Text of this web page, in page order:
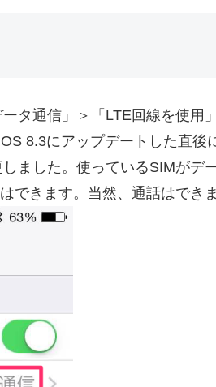
タ通信」＞「LTE回線を使用
8.3にアップデートした直後
ました。使っているSIMがデ
できます。当然、通話はでき